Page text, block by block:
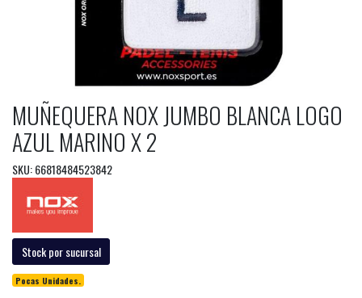
MUÑEQUERA NOX JUMBO BLANCA LOGO
AZUL MARINO X 2
SKU: 66818484523842
Stock por sucursal
Pocas Unidades.